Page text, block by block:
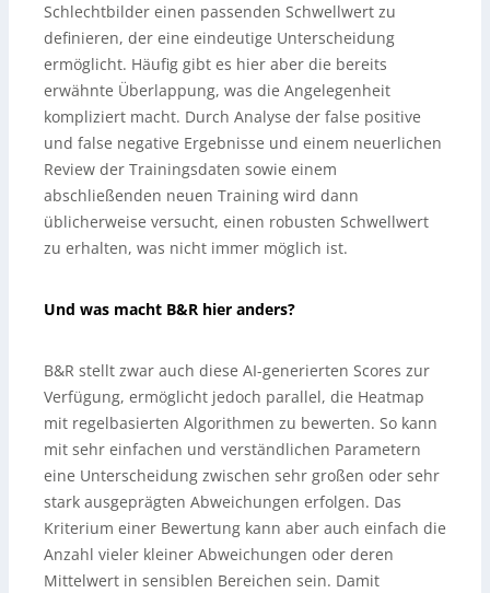
Schlechtbilder einen passenden Schwellwert zu
definieren, der eine eindeutige Unterscheidung
ermöglicht. Häufig gibt es hier aber die bereits
erwähnte Überlappung, was die Angelegenheit
kompliziert macht. Durch Analyse der false positive
und false negative Ergebnisse und einem neuerlichen
Review der Trainingsdaten sowie einem
abschließenden neuen Training wird dann
üblicherweise versucht, einen robusten Schwellwert
zu erhalten, was nicht immer möglich ist.
Und was macht B&R hier anders?
B&R stellt zwar auch diese AI-generierten Scores zur
Verfügung, ermöglicht jedoch parallel, die Heatmap
mit regelbasierten Algorithmen zu bewerten. So kann
mit sehr einfachen und verständlichen Parametern
eine Unterscheidung zwischen sehr großen oder sehr
stark ausgeprägten Abweichungen erfolgen. Das
Kriterium einer Bewertung kann aber auch einfach die
Anzahl vieler kleiner Abweichungen oder deren
Mittelwert in sensiblen Bereichen sein. Damit